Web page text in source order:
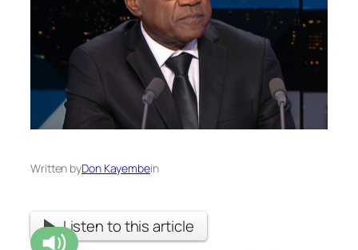
Written byDon Kayembein
Listen to this article